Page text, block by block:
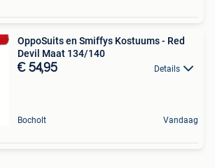
OppoSuits en Smiffys Kostuums - Red
Devil Maat 134/140
€ 54,95 Details
Bocholt Vandaag